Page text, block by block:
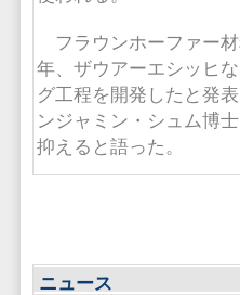
フラウンホーファー材
年、ザウアーエシッヒ
グ工程を開発したと発
ンジャミン・シュム博
抑えると語った。
ニュース